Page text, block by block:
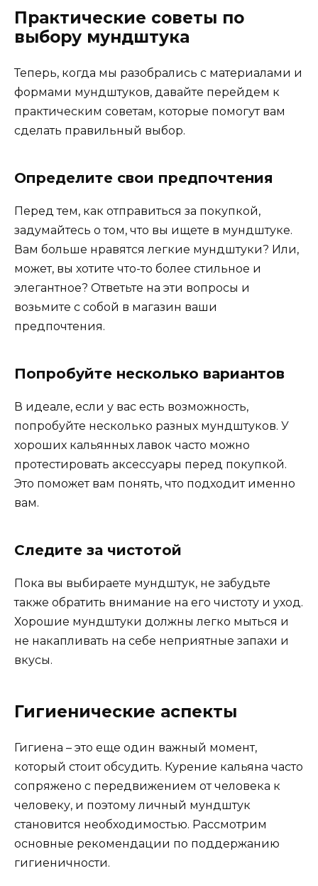
Практические советы по
выбору мундштука
Теперь, когда мы разобрались с материалами и
формами мундштуков, давайте перейдем к
практическим советам, которые помогут вам
сделать правильный выбор.
Определите свои предпочтения
Перед тем, как отправиться за покупкой,
задумайтесь о том, что вы ищете в мундштуке.
Вам больше нравятся легкие мундштуки? Или,
может, вы хотите что-то более стильное и
элегантное? Ответьте на эти вопросы и
возьмите с собой в магазин ваши
предпочтения.
Попробуйте несколько вариантов
В идеале, если у вас есть возможность,
попробуйте несколько разных мундштуков. У
хороших кальянных лавок часто можно
протестировать аксессуары перед покупкой.
Это поможет вам понять, что подходит именно
вам.
Следите за чистотой
Пока вы выбираете мундштук, не забудьте
также обратить внимание на его чистоту и уход.
Хорошие мундштуки должны легко мыться и
не накапливать на себе неприятные запахи и
вкусы.
Гигиенические аспекты
Гигиена – это еще один важный момент,
который стоит обсудить. Курение кальяна часто
сопряжено с передвижением от человека к
человеку, и поэтому личный мундштук
становится необходимостью. Рассмотрим
основные рекомендации по поддержанию
гигиеничности.